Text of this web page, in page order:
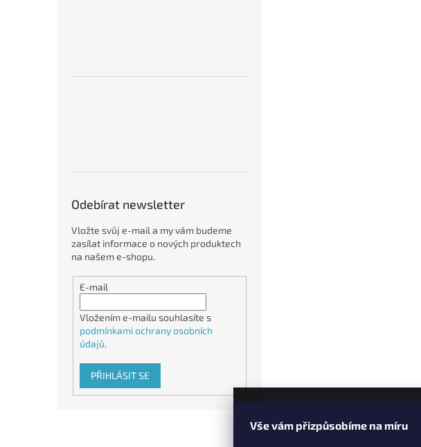
Vše vám přizpůsobíme na míru
Odebírat newsletter
Vložte svůj e-mail a my vám budeme
zasílat informace o nových produktech
na našem e-shopu.
E-mail
Vložením e-mailu souhlasíte s
podmínkami ochrany osobních
údajů.
PŘIHLÁSIT SE